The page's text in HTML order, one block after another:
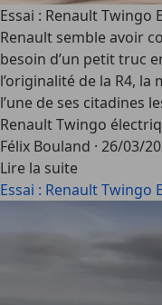
Essai : Renault Twingo
Renault semble avoir
besoin d’un petit truc
l’originalité de la R4,
l’une de ses citadines
Renault Twingo
Félix Bouland · 26/03/
Lire la suite
Essai : Renault Twingo